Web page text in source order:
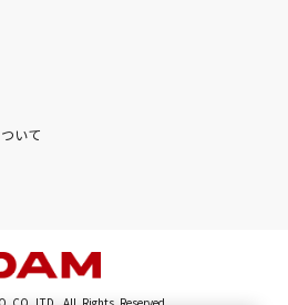
いて
CO.,LTD. All Rights Reserved.